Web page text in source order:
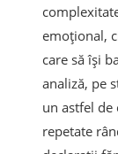
emoțional,
care să își
analiză, pe
un astfel
repetate